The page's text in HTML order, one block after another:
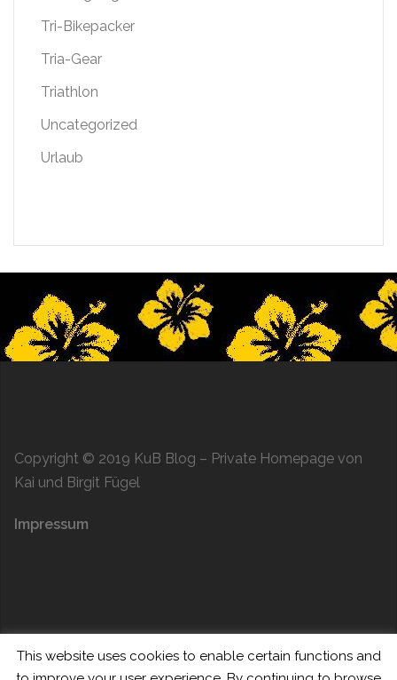
Tri-Bikepacker
Tria-Gear
Triathlon
Uncategorized
Urlaub
Copyright © 2019 KuB Blog – Private Homepage von
Kai und Birgit Fügel
Impressum
This website uses cookies to enable certain functions and